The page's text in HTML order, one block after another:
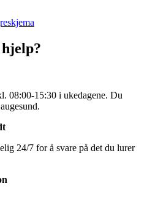
08:00-15:30 i ukedagene. Du
24/7 for å svare på det du lurer